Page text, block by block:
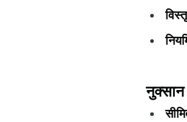
नुक्सान